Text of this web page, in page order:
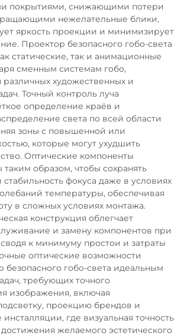
покрытиями, снижающими потери
нежелательные блики,
яркость проекции и минимизирует
Проектор безопасного гобо-света
статические, так и анимационные
сменным системам гобо,
художественных и
Точный контроль луча
определение краёв и
света по всей области
зоны с повышенной или
которые могут ухудшить
Оптические компоненты
образом, чтобы сохранять
фокуса даже в условиях
температуры, обеспечивая
в сложных условиях монтажа.
конструкция облегчает
и замену компонентов при
к минимуму простои и затраты
оптические возможности
безопасного гобо-света идеальным
требующих точного
изображения, включая
проекцию брендов и
где визуальная точность
желаемого эстетического